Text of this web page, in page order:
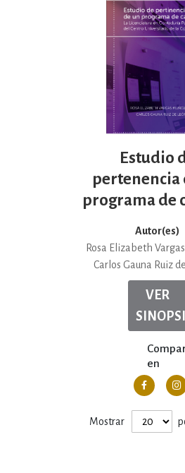
Estudio
pertenencia
programa de
Autor(es)
Rosa Elizabeth
Carlos Gauna Ruiz
VER
en
Mostrar